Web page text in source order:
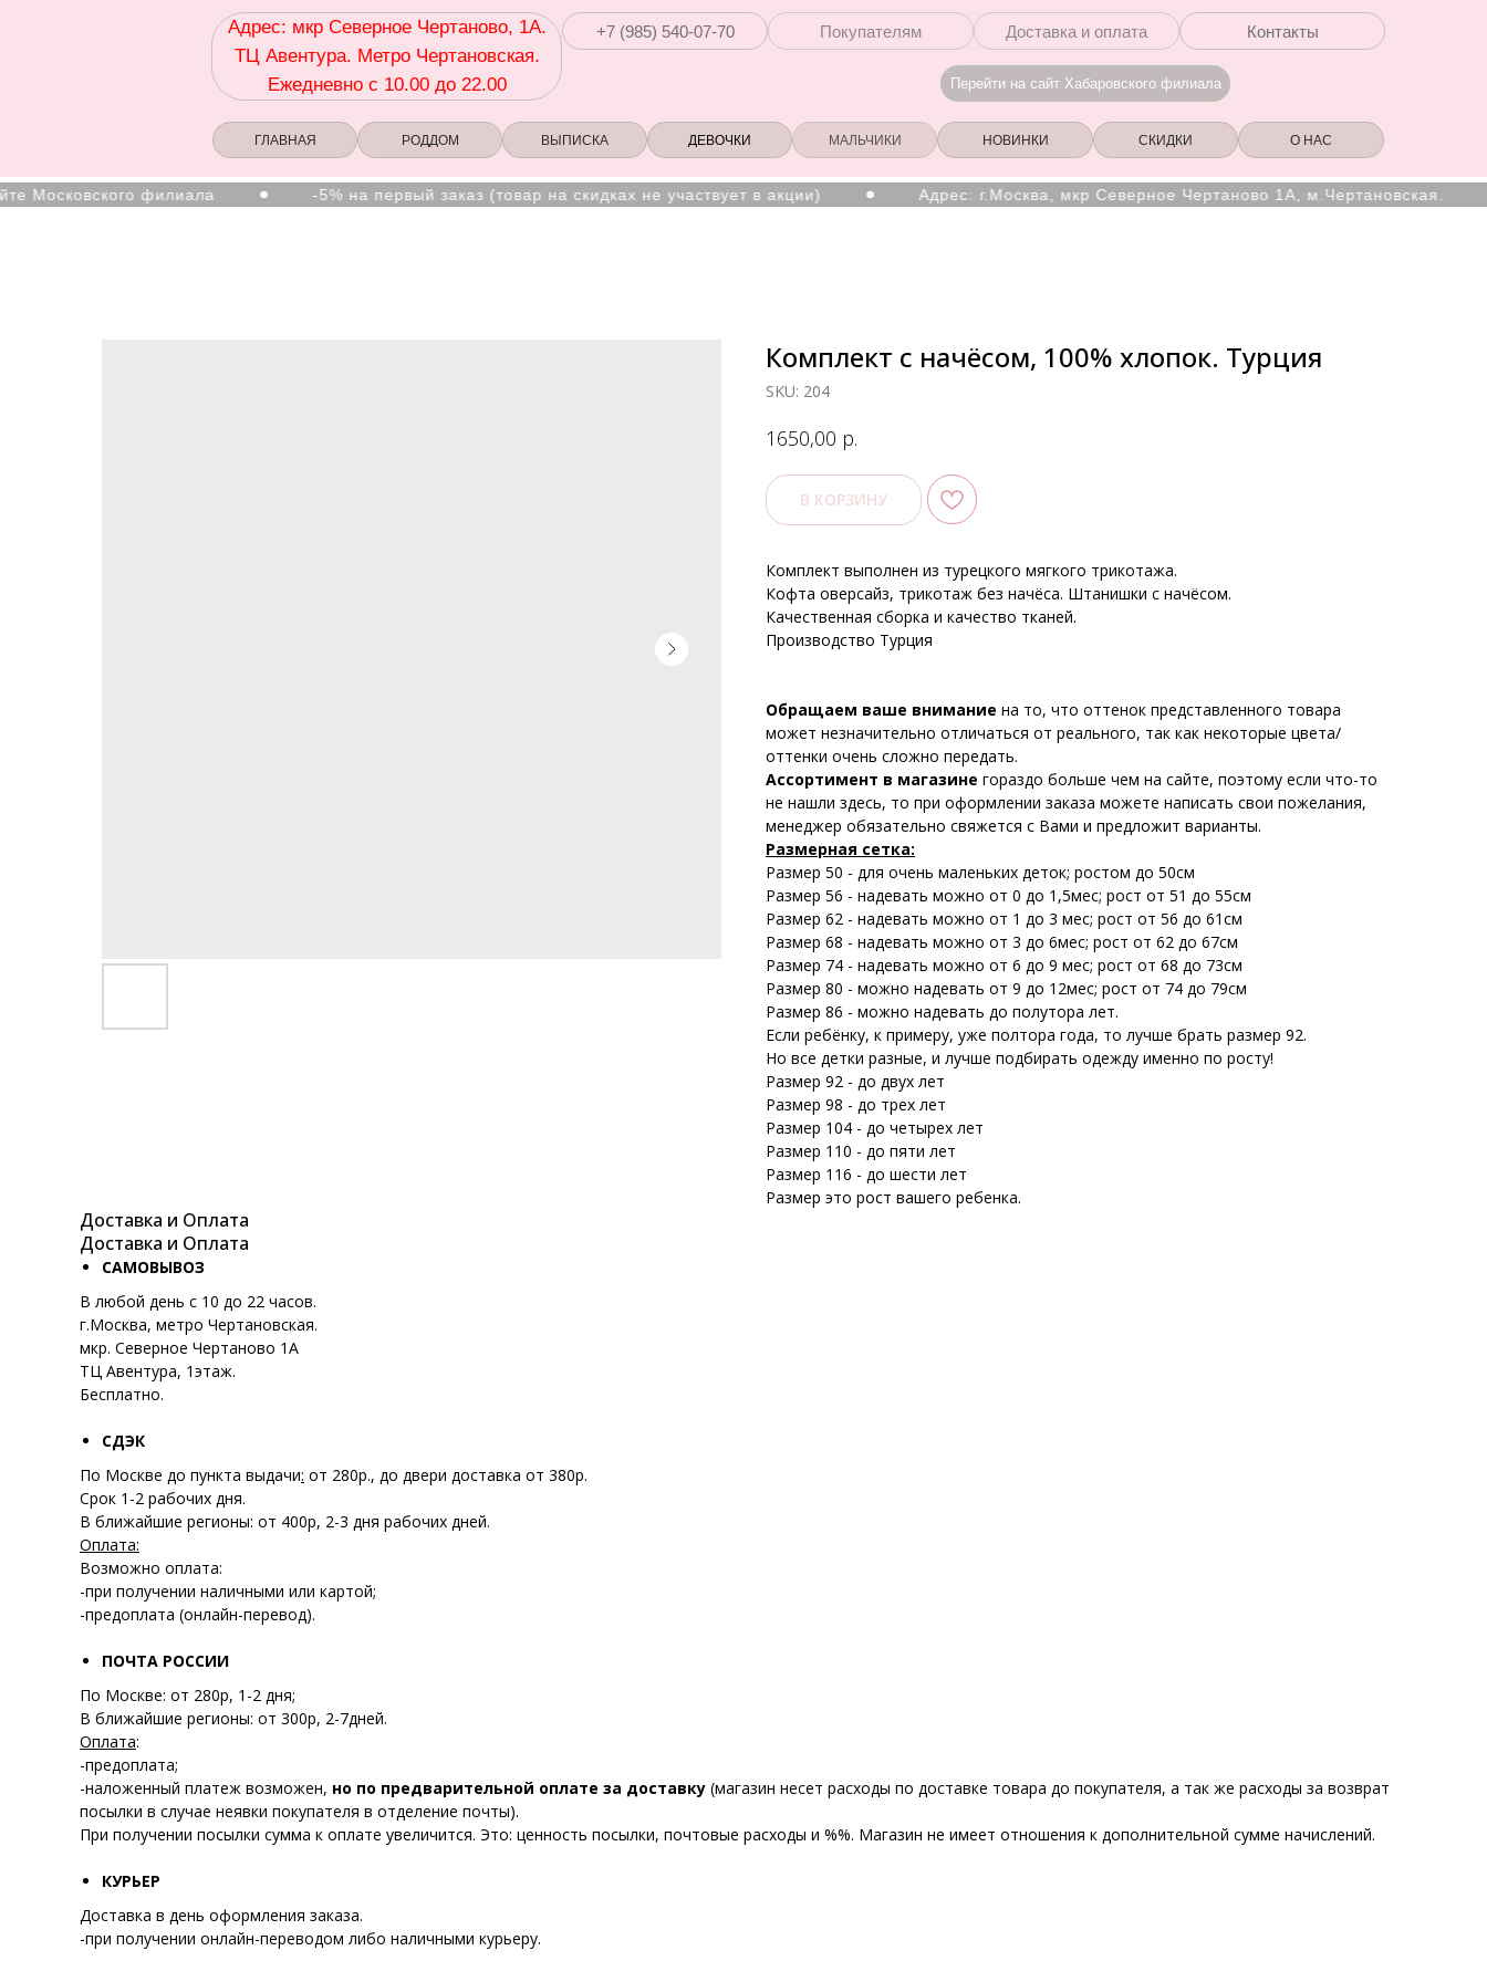
ДЕВОЧКИ МАЛЬЧИКИ СКИДКИ
Покупателям Доставка и оплата Контакты
+7 (985) 540-07-70
НОВИНКИ О НАС
Адрес: мкр Северное Чертаново, 1А.
ТЦ Авентура. Метро Чертановская.
Ежедневно с 10.00 до 22.00
ГЛАВНАЯ ВЫПИСКА
Перейти на сайт Хабаровского филиала
РОДДОМ
филиала -5% на первый заказ (товар на скидках не участвует в акции) Адрес: г.Москва, мкр Северное Чертаново 1А, м.Чертановская.
Комплект с начёсом, 100% хлопок. Турция
SKU: 204
1650,00 р.
В КОРЗИНУ
Комплект выполнен из турецкого мягкого трикотажа.
Кофта оверсайз, трикотаж без начёса. Штанишки с начёсом.
Качественная сборка и качество тканей.
Производство Турция
Обращаем ваше внимание на то, что оттенок представленного товара
может незначительно отличаться от реального, так как некоторые цвета/
оттенки очень сложно передать.
Ассортимент в магазине гораздо больше чем на сайте, поэтому если что-то
не нашли здесь, то при оформлении заказа можете написать свои пожелания,
менеджер обязательно свяжется с Вами и предложит варианты.
Размерная сетка:
Размер 50 - для очень маленьких деток; ростом до 50см
Размер 56 - надевать можно от 0 до 1,5мес; рост от 51 до 55см
Размер 62 - надевать можно от 1 до 3 мес; рост от 56 до 61см
Размер 68 - надевать можно от 3 до 6мес; рост от 62 до 67см
Размер 74 - надевать можно от 6 до 9 мес; рост от 68 до 73см
Размер 80 - можно надевать от 9 до 12мес; рост от 74 до 79см
Размер 86 - можно надевать до полутора лет.
Если ребёнку, к примеру, уже полтора года, то лучше брать размер 92.
Но все детки разные, и лучше подбирать одежду именно по росту!
Размер 92 - до двух лет
Размер 98 - до трех лет
Размер 104 - до четырех лет
Размер 110 - до пяти лет
Размер 116 - до шести лет
Размер это рост вашего ребенка.
Доставка и Оплата
Доставка и Оплата
САМОВЫВОЗ
В любой день с 10 до 22 часов.
г.Москва, метро Чертановская.
мкр. Северное Чертаново 1А
ТЦ Авентура, 1этаж.
Бесплатно.
СДЭК
По Москве до пункта выдачи: от 280р., до двери доставка от 380р.
Срок 1-2 рабочих дня.
В ближайшие регионы: от 400р, 2-3 дня рабочих дней.
Оплата:
Возможно оплата:
-при получении наличными или картой;
-предоплата (онлайн-перевод).
ПОЧТА РОССИИ
По Москве: от 280р, 1-2 дня;
В ближайшие регионы: от 300р, 2-7дней.
Оплата:
-предоплата;
-наложенный платеж возможен, но по предварительной оплате за доставку (магазин несет расходы по доставке товара до покупателя, а так же расходы за возврат
посылки в случае неявки покупателя в отделение почты).
При получении посылки сумма к оплате увеличится. Это: ценность посылки, почтовые расходы и %%. Магазин не имеет отношения к дополнительной сумме начислений.
КУРЬЕР
Доставка в день оформления заказа.
-при получении онлайн-переводом либо наличными курьеру.